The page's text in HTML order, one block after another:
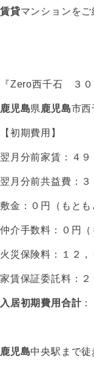
賃貸マンションをご
『Zero西千石 ３０
鹿児島県 鹿児島市西
【初期費用】
翌月分前家賃：４９
翌月分前共益費：３
敷金：０円（もとも
仲介手数料：０円（
火災保険料：１２
家賃保証委託料：２
入居初期費用合計：
鹿児島中央駅まで徒